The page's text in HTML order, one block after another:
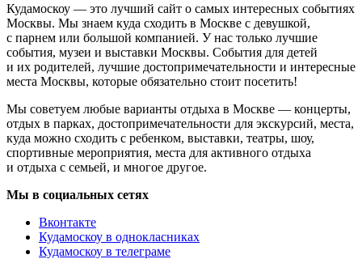
Кудамоскоу — это лучший сайт о самых интересных событиях
Москвы. Мы знаем куда сходить в Москве с девушкой,
с парнем или большой компанией. У нас только лучшие
события, музеи и выставки Москвы. События для детей
и их родителей, лучшие достопримечательности и интересные
места Москвы, которые обязательно стоит посетить!
Мы советуем любые варианты отдыха в Москве — концерты,
отдых в парках, достопримечательности для экскурсий, места,
куда можно сходить с ребенком, выставки, театры, шоу,
спортивные мероприятия, места для активного отдыха
и отдыха с семьей, и многое другое.
Мы в социальных сетях
Вконтакте
Кудамоскоу в однокласниках
Кудамоскоу в телеграме